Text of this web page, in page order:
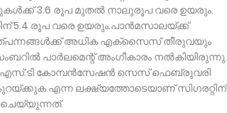
3.6 രൂപ മുതൽ നാലുരൂപ വരെ ഉയരും.
5.4 രൂപ വരെ ഉയരും.​പാൻമസാലയ്ക്ക്
അധിക എക്സൈസ് തീരുവയും
പാർലമെന്റ് അംഗീകാരം നൽകിയിരുന്നു.
കോമ്പൻസേഷൻ സെസ് ഫെബ്രുവരി
എന്ന ലക്ഷ്യത്തോടെയാണ് സിഗരറ്റിന്